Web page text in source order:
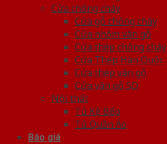
Cửa chống cháy
Cửa gỗ chống cháy
Cửa nhôm vân gỗ
Cửa thép chống cháy
Cửa Thép Hàn Quốc
Cửa thép vân gỗ
Cửa vân gỗ 5D
Nội thất
Tủ Kệ Bếp
Tủ Quần Áo
Báo giá